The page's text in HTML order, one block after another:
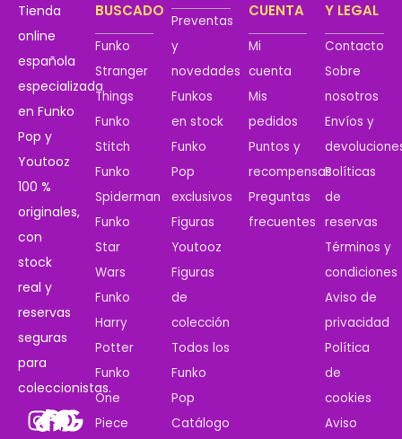
Tienda
online
española
especializada
en Funko
Pop y
Youtooz
100 %
originales,
con
stock
real y
reservas
seguras
para
coleccionistas.
BUSCADO
Funko
Stranger
Things
Funko
Stitch
Funko
Spiderman
Funko
Star
Wars
Funko
Harry
Potter
Funko
One
Piece
Preventas
y
novedades
Funkos
en stock
Funko
Pop
exclusivos
Figuras
Youtooz
Figuras
de
colección
Todos los
Funko
Pop
Catálogo
CUENTA
Mi
cuenta
Mis
pedidos
Puntos y
recompensas
Preguntas
frecuentes
Y LEGAL
Contacto
Sobre
nosotros
Envíos y
Políticas
de
reservas
Términos y
condiciones
Aviso de
privacidad
Política
de
cookies
Aviso